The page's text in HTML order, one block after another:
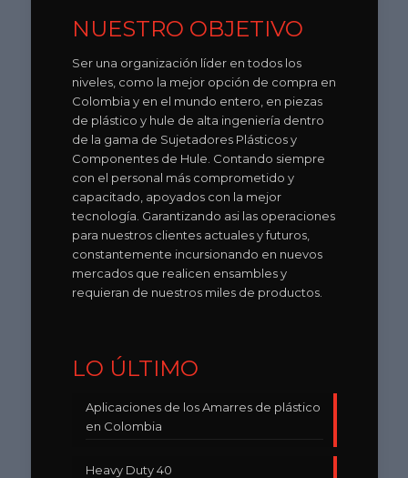
NUESTRO OBJETIVO
Ser una organización líder en todos los
niveles, como la mejor opción de compra en
Colombia y en el mundo entero, en piezas
de plástico y hule de alta ingeniería dentro
de la gama de Sujetadores Plásticos y
Componentes de Hule. Contando siempre
con el personal más comprometido y
capacitado, apoyados con la mejor
tecnología. Garantizando asi las operaciones
para nuestros clientes actuales y futuros,
constantemente incursionando en nuevos
mercados que realicen ensambles y
requieran de nuestros miles de productos.
LO ÚLTIMO
Aplicaciones de los Amarres de plástico
en Colombia
Heavy Duty 40